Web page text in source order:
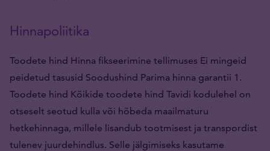
Hinnapoliitika
Toodete hind Hinna fikseerimine tellimuses Ei mingeid
peidetud tasusid Soodushind Parima hinna garantii 1.
Toodete hind Kõikide toodete hind Tavidi kodulehel on
otseselt seotud kulla või hõbeda maailmaturu
hetkehinnaga, millele lisandub tootmisest ja transpordist
tulenev juurdehindlus. Selle jälgimiseks kasutame